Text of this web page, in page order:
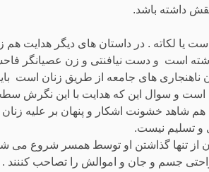
داشته باشد.
یا لکاته . در داستان های دیگر هدایت هم
است و دست نیافنتی و زن عصیانگر
ناهنجاری های جامعه از طریق زنان است
است و سوال این که هدایت با این نگرش
شاهد خشونت اشکار و پنهان بر علیه زنان
و تسلیم نیست.
تنها گذاشتن او توسط همسر شروع می
جسم و جان و اموالش را تصاحب کننند .